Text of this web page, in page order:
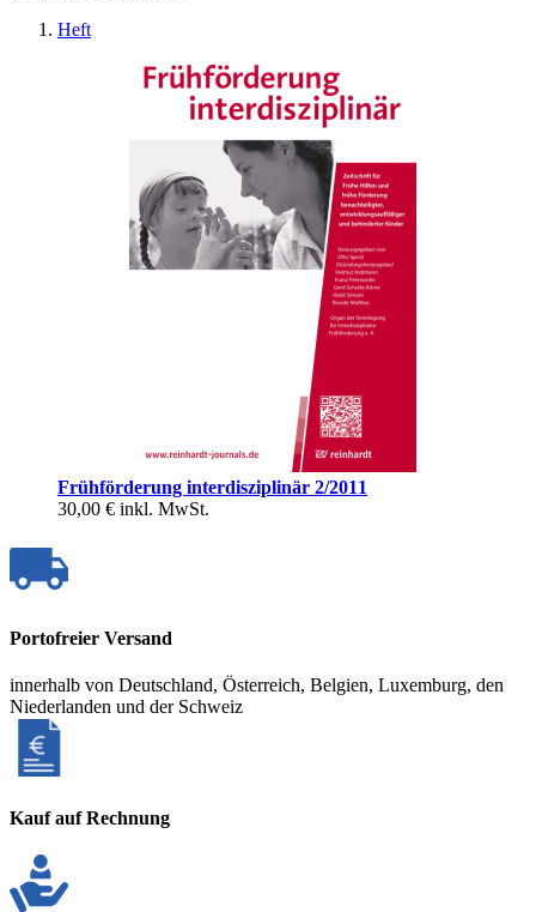
Heft
Frühförderung interdisziplinär 2/2011
30,00 € inkl. MwSt.
Portofreier Versand
innerhalb von Deutschland, Österreich, Belgien, Luxemburg, den
Niederlanden und der Schweiz
Kauf auf Rechnung